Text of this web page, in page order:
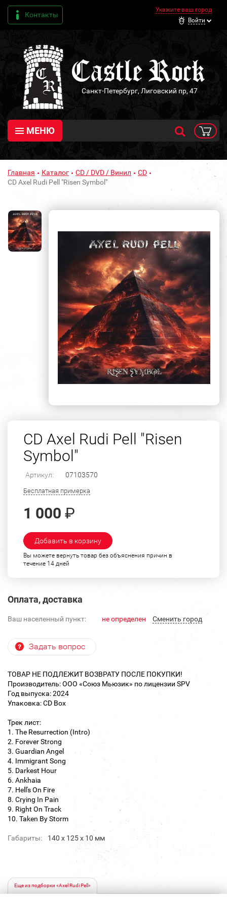
Контакты
Укажите ваш город
Войти
Санкт-Петербург, Лиговский пр, 47
МЕНЮ
Главная Каталог CD / DVD / Винил
CD
CD Axel Rudi Pell "Risen Symbol"
CD Axel Rudi Pell "Risen
Symbol"
Артикул: 07103570
Бесплатная примерка
1 000 ₽
Добавить в корзину
Вы можете вернуть товар без объяснения причин в
течение 14 дней
Оплата, доставка
Ваш населенный пункт: не определен Cменить город
Задать вопрос
ТОВАР НЕ ПОДЛЕЖИТ ВОЗВРАТУ ПОСЛЕ ПОКУПКИ!
Производитель: ООО «Союз Мьюзик» по лицензии SPV
Год выпуска: 2024
Упаковка: CD Box
Трек лист:
1. The Resurrection (Intro)
2. Forever Strong
3. Guardian Angel
4. Immigrant Song
5. Darkest Hour
6. Ankhaia
7. Hell's On Fire
8. Crying In Pain
9. Right On Track
10. Taken By Storm
Габариты: 140 х 125 х 10 мм
Еще из подборки «Axel Rudi Pell»